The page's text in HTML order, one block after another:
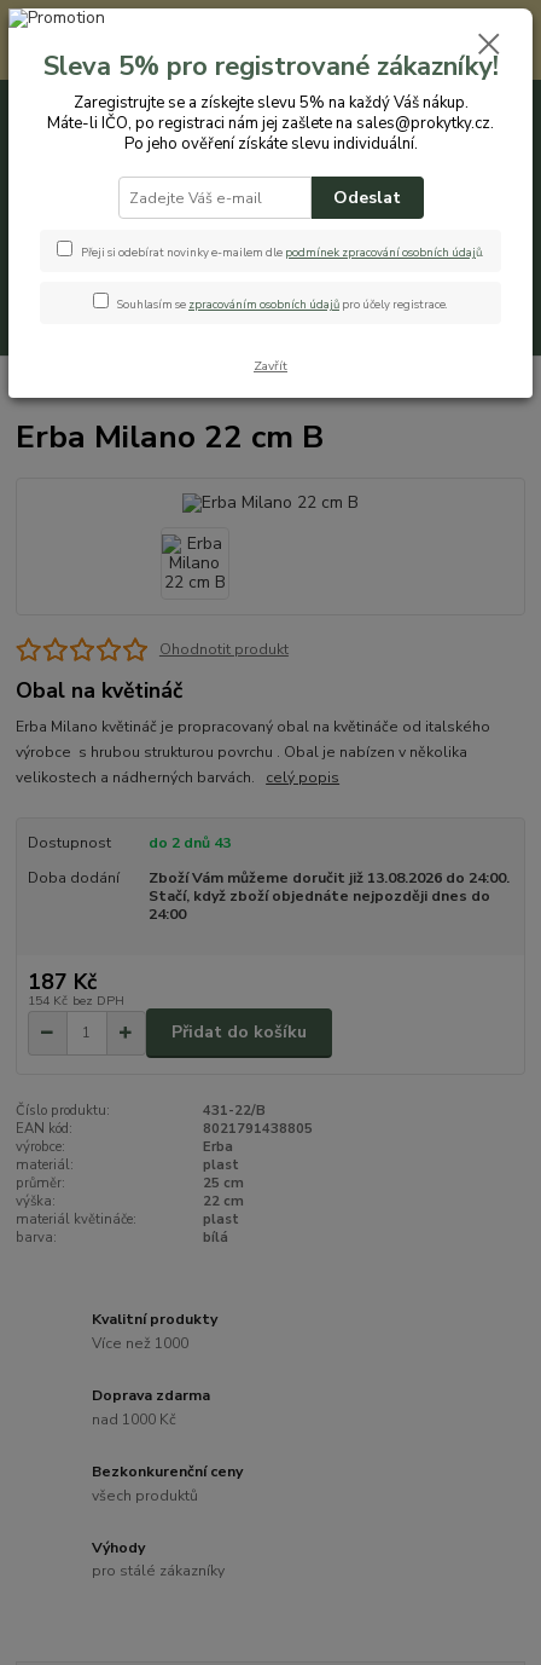
Registrovaným zákazníkům nabízíme slevu 5% na každý nákup. Máte-li
IČO, po registraci nám jej zašlete na sales@prokytky.cz. Po jeho ověření
získáte slevu individuální. Přejít na registraci →
CZK
+420 774 544 973 0ks
Erba Milano 22 cm B
Ohodnotit produkt
Obal na květináč
Erba Milano květináč je propracovaný obal na květináče od italského
výrobce s hrubou strukturou povrchu . Obal je nabízen v několika
velikostech a nádherných barvách. celý popis
Dostupnost
do 2 dnů 43
Doba dodání
Zboží Vám můžeme doručit již 13.08.2026 do 24:00.
Stačí, když zboží objednáte nejpozději dnes do
24:00
187 Kč
154 Kč bez DPH
Přidat do košíku
Číslo produktu:
431-22/B
EAN kód:
8021791438805
výrobce:
Erba
materiál:
plast
průměr:
25 cm
výška:
22 cm
materiál květináče:
plast
barva:
bílá
Kvalitní produkty
Více než 1000
Doprava zdarma
nad 1000 Kč
Bezkonkurenční ceny
všech produktů
Výhody
pro stálé zákazníky
Sleva 5% pro registrované zákazníky!
Zaregistrujte se a získejte slevu 5% na každý Váš nákup.
Máte-li IČO, po registraci nám jej zašlete na sales@prokytky.cz.
Po jeho ověření získáte slevu individuální.
Odeslat
Přeji si odebírat novinky e-mailem dle podmínek zpracování osobních údajů.
Souhlasím se zpracováním osobních údajů pro účely registrace.
Zavřít